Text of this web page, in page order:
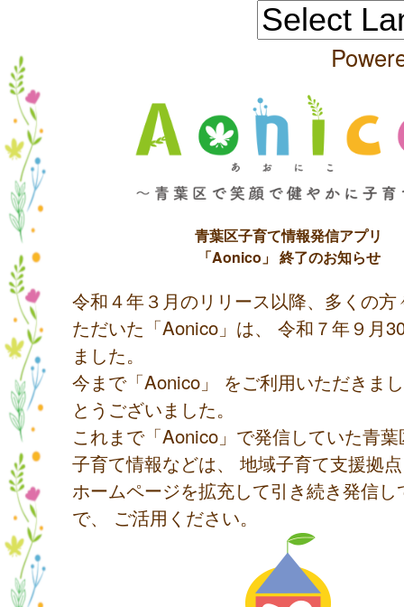
青葉区子育て情報発信アプリ
「Aonico」 終了のお知らせ
令和４年３月のリリース以降、多くの方
ただいた「Aonico」は、 令和７年９月
ました。
今まで「Aonico」 をご利用いただきま
とうございました。
これまで「Aonico」で発信していた青
子育て情報などは、 地域子育て支援拠
ホームページを拡充して引き続き発信し
で、 ご活用ください。